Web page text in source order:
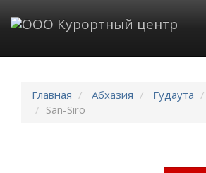
Главная Абхазия Гудаута
San-Siro